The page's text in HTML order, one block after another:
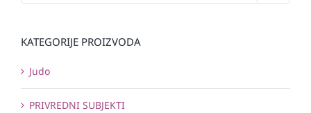
KATEGORIJE PROIZVODA
Judo
PRIVREDNI SUBJEKTI